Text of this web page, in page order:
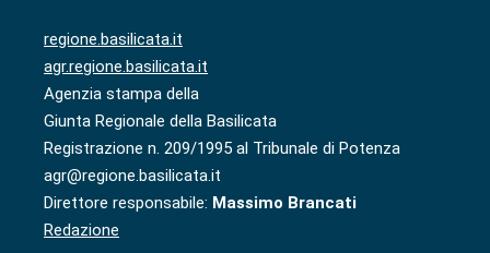
regione.basilicata.it
agr.regione.basilicata.it
Agenzia stampa della
Giunta Regionale della Basilicata
Registrazione n. 209/1995 al Tribunale di Potenza
agr@regione.basilicata.it
Direttore responsabile: Massimo Brancati
Redazione